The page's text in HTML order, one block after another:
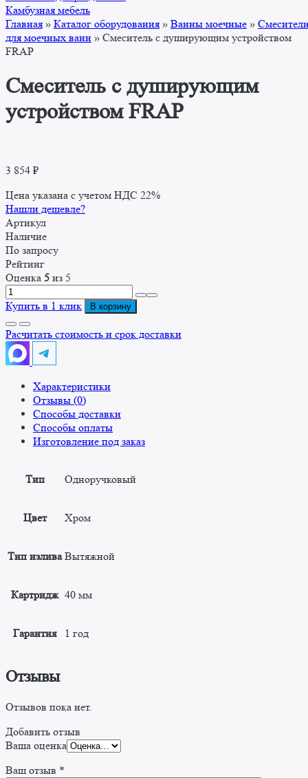
Камбузная мебель
Главная » Каталог оборудования » Ванны моечные »
для моечных ванн » Смеситель с душирующим устройством
FRAP
Смеситель с душирующим
устройством FRAP
3 854 ₽
Цена указана с учетом НДС 22%
Нашли дешевле?
Артикул
Наличие
По запросу
Рейтинг
Оценка 5 из 5
Количество
товара
с
душирующим
устройством
Купить в 1 клик В корзину
Расчитать стоимость и срок доставки
Характеристики
Отзывы (0)
Способы доставки
Способы оплаты
Изготовление под заказ
Тип Одноручковый
Цвет Хром
Тип излива Вытяжной
Картридж 40 мм
Гарантия 1 год
Отзывы
Отзывов пока нет.
Добавить отзыв
Ваша оценка
Ваш отзыв *